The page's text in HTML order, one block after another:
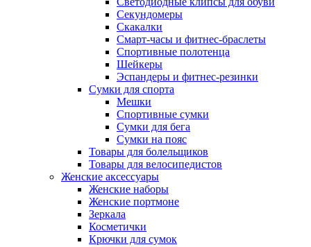
Секундомеры
Скакалки
Смарт-часы и фитнес-браслеты
Спортивные полотенца
Шейкеры
Эспандеры и фитнес-резинки
Сумки для спорта
Мешки
Спортивные сумки
Сумки для бега
Сумки на пояс
Товары для болельщиков
Товары для велосипедистов
Женские аксессуары
Женские наборы
Женские портмоне
Зеркала
Косметички
Крючки для сумок